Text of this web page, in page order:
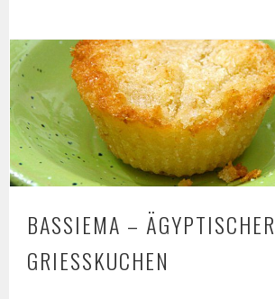
Fladen
BASSIEMA – ÄGYPTISCHER
GRIESSKUCHEN